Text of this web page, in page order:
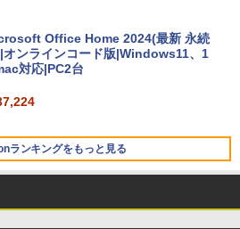
i5/16GB/SSD 512GB/ホワイト) FM
Office Home 2024(最新 永続
オンラインコード版|Windows11、1
対応|PC2台
ランキングをもっと見る